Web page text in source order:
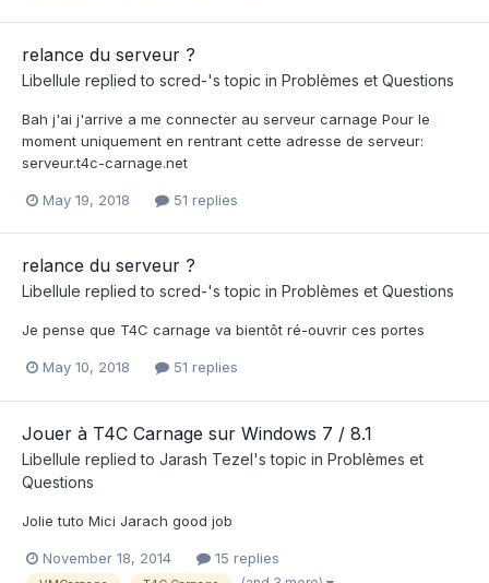
relance du serveur ?
Libellule replied to scred-'s topic in Problèmes et Questions
Bah j'ai j'arrive a me connecter au serveur carnage Pour le
moment uniquement en rentrant cette adresse de serveur:
serveur.t4c-carnage.net
May 19, 2018 51 replies
relance du serveur ?
Libellule replied to scred-'s topic in Problèmes et Questions
Je pense que T4C carnage va bientôt ré-ouvrir ces portes
May 10, 2018 51 replies
Jouer à T4C Carnage sur Windows 7 / 8.1
Libellule replied to Jarash Tezel's topic in Problèmes et
Questions
Jolie tuto Mici Jarach good job
November 18, 2014 15 replies